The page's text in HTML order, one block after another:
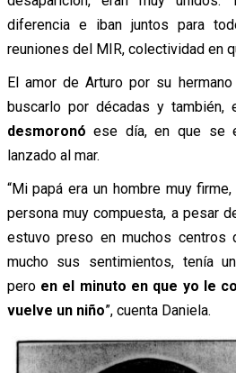
diferencia e iban juntos para
reuniones del MIR, colectividad en
El amor de Arturo por su
buscarlo por décadas y
desmoronó ese día, en que se
lanzado al mar.
“Mi papá era un hombre muy
persona muy compuesta, a pesar
estuvo preso en muchos centros
mucho sus sentimientos, tenía
pero en el minuto en que yo le
vuelve un niño”, cuenta Daniela.